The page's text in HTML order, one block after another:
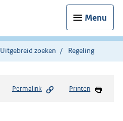
Menu
Uitgebreid zoeken Regeling
Permalink Printen